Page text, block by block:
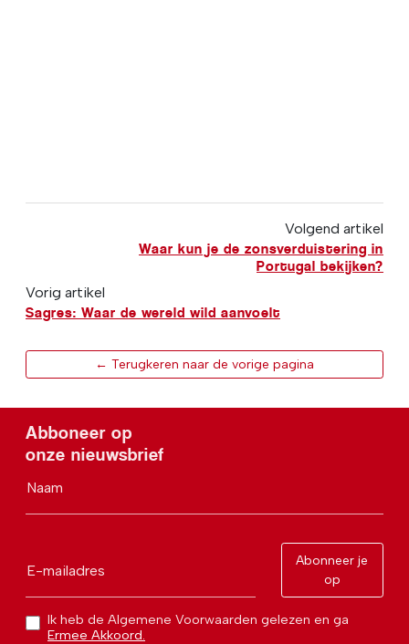
Volgend artikel
Waar kun je de zonsverduistering in
Portugal bekijken?
Vorig artikel
Sagres: Waar de wereld wild aanvoelt
← Terugkeren naar de vorige pagina
Abboneer op
onze nieuwsbrief
Naam
E-mailadres
Abonneer je
op
Ik heb de Algemene Voorwaarden gelezen en ga
Ermee Akkoord.